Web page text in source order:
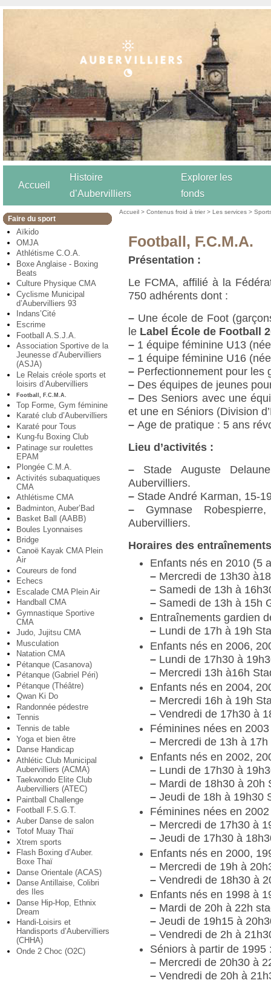
Accueil
Histoire
d’Aubervilliers
Explorer les
fonds
Faire du sport
Aïkido
OMJA
Athlétisme C.O.A.
Boxe Anglaise - Boxing
Beats
Culture Physique CMA
Cyclisme Municipal
d’Aubervilliers 93
Indans’Cité
Escrime
Football A.S.J.A.
Association Sportive de la
Jeunesse d’Aubervilliers
(ASJA)
Le Relais créole sports et
loisirs d’Aubervilliers
Football, F.C.M.A.
Top Forme, Gym féminine
Karaté club d’Aubervilliers
Karaté pour Tous
Kung-fu Boxing Club
Patinage sur roulettes
EPAM
Plongée C.M.A.
Activités subaquatiques
CMA
Athlétisme CMA
Badminton, Auber’Bad
Basket Ball (AABB)
Boules Lyonnaises
Bridge
Canoë Kayak CMA Plein
Air
Coureurs de fond
Echecs
Escalade CMA Plein Air
Handball CMA
Gymnastique Sportive
CMA
Judo, Jujitsu CMA
Musculation
Natation CMA
Pétanque (Casanova)
Pétanque (Gabriel Péri)
Pétanque (Théâtre)
Qwan Ki Do
Randonnée pédestre
Tennis
Tennis de table
Yoga et bien être
Danse Handicap
Athlétic Club Municipal
Aubervilliers (ACMA)
Taekwondo Elite Club
Aubervilliers (ATEC)
Paintball Challenge
Football F.S.G.T.
Auber Danse de salon
Totof Muay Thaï
Xtrem sports
Flash Boxing d’Auber.
Boxe Thaï
Danse Orientale (ACAS)
Danse Antillaise, Colibri
des Iles
Danse Hip-Hop, Ethnix
Dream
Handi-Loisirs et
Handisports d’Aubervilliers
(CHHA)
Onde 2 Choc (O2C)
Accueil >Contenus froid à trier >Les services >
Football, F.C.M.A.
Présentation :
Le FCMA, affilié à la
750 adhérents dont :
– Une école de Foot
le Label École de Football
– 1 équipe féminine U13
– 1 équipe féminine U16
– Perfectionnement pour les
– Des équipes de jeunes
– Des Seniors avec une
et une en Séniors (Division
– Age de pratique : 5 ans
Lieu d’activités :
– Stade Auguste
Aubervilliers.
– Stade André Karman, 15-
– Gymnase
Aubervilliers.
Horaires des
Enfants nés en 2010 (5
– Mercredi de 13h30
– Samedi de 13h à
– Samedi de 13h à 15h
Entraînements gardien
– Lundi de 17h à 19h
Enfants nés en 2006,
– Lundi de 17h30 à
– Mercredi 13h à16h
Enfants nés en 2004,
– Mercredi 16h à 19h
– Vendredi de 17h30 à
Féminines nées en
– Mercredi de 13h à
Enfants nés en 2002,
– Lundi de 17h30 à
– Mardi de 18h30 à 20h
– Jeudi de 18h à 19h30
Féminines nées en
– Mercredi de 17h30 à
– Jeudi de 17h30 à
Enfants nés en 2000,
– Mercredi de 19h à
– Vendredi de 18h30 à
Enfants nés en 1998 à
– Mardi de 20h à 22h
– Jeudi de 19h15 à
– Vendredi de 2h à
Séniors à partir de 1995
– Mercredi de 20h30 à
– Vendredi de 20h à